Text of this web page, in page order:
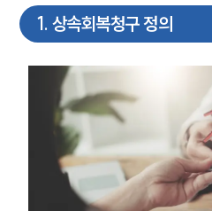
1. 상속회복청구 정의